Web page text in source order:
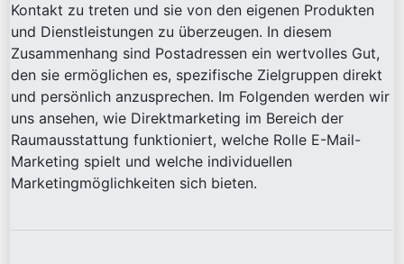
Kontakt zu treten und sie von den eigenen Produkten
und Dienstleistungen zu überzeugen. In diesem
Zusammenhang sind Postadressen ein wertvolles Gut,
den sie ermöglichen es, spezifische Zielgruppen direkt
und persönlich anzusprechen. Im Folgenden werden wir
uns ansehen, wie Direktmarketing im Bereich der
Raumausstattung funktioniert, welche Rolle E-Mail-
Marketing spielt und welche individuellen
Marketingmöglichkeiten sich bieten.